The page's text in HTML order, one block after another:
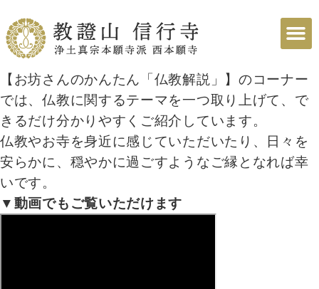
【お坊さんのかんたん「仏教解説」】のコーナー
では、仏教に関するテーマを一つ取り上げて、で
きるだけ分かりやすくご紹介しています。
仏教やお寺を身近に感じていただいたり、日々を
安らかに、穏やかに過ごすようなご縁となれば幸
いです。
▼動画でもご覧いただけます